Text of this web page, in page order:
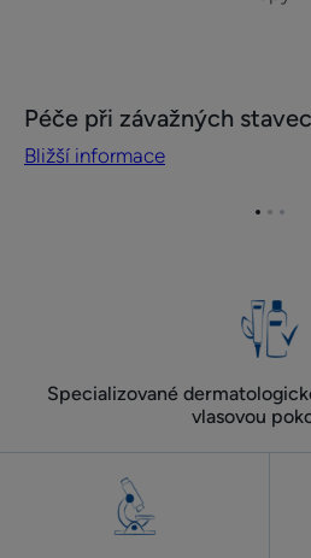
informace
Péče při závažných
Péče při závažných
Bližší informace
Přejít
Přejít
Specializované
vlasovou